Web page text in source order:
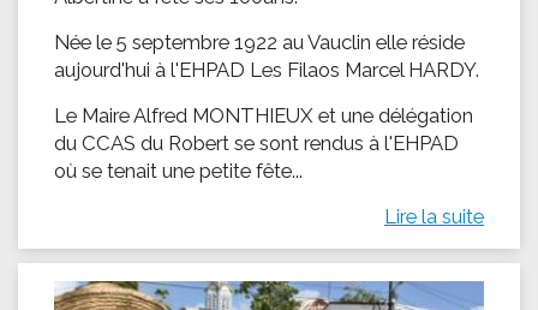
Née le 5 septembre 1922 au Vauclin elle réside
aujourd'hui à l'EHPAD Les Filaos Marcel HARDY.
Le Maire Alfred MONTHIEUX et une délégation
du CCAS du Robert se sont rendus à l'EHPAD
où se tenait une petite fête...
Lire la suite